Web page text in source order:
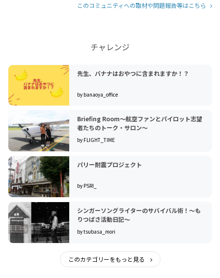
このコミュニティへの取材や問題報告等はこちら
チャレンジ
先生、バナナはおやつに含まれますか！？
by banaoya_office
Briefing Room～航空ファンとパイロット志望
者たちのトーク・サロン～
by FLIGHT_TIME
パリー耐震プロジェクト
by PSRI_
シンガーソングライターのサバイバル術！〜も
りつばさ活動日記〜
by tsubasa_mori
このカテゴリーをもっと見る